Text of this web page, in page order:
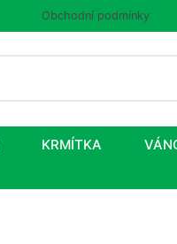
Obchodní podmínky
KRMÍTKA